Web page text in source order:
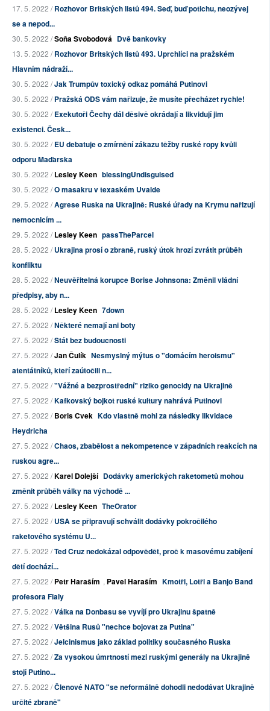
17. 5. 2022 /Rozhovor Britských listů 494. Seď, buď potichu, neozývej
se a nepod...
30. 5. 2022 /Soňa Svobodová Dvě bankovky
13. 5. 2022 /Rozhovor Britských listů 493. Uprchlíci na pražském
Hlavním nádraží...
30. 5. 2022 /Jak Trumpův toxický odkaz pomáhá Putinovi
30. 5. 2022 /Pražská ODS vám nařizuje, že musíte přecházet rychle!
30. 5. 2022 /Exekutoři Čechy dál děsivě okrádají a likvidují jim
existenci. Česk...
30. 5. 2022 /EU debatuje o zmírnění zákazu těžby ruské ropy kvůli
odporu Maďarska
30. 5. 2022 /Lesley Keen blessingUndisguised
30. 5. 2022 /O masakru v texaském Uvalde
29. 5. 2022 /Agrese Ruska na Ukrajině: Ruské úřady na Krymu nařizují
nemocnicím ...
29. 5. 2022 /Lesley Keen passTheParcel
28. 5. 2022 /Ukrajina prosí o zbraně, ruský útok hrozí zvrátit průběh
konfliktu
28. 5. 2022 /Neuvěřitelná korupce Borise Johnsona: Změnil vládní
předpisy, aby n...
28. 5. 2022 /Lesley Keen 7down
27. 5. 2022 /Některé nemají ani boty
27. 5. 2022 /Stát bez budoucnosti
27. 5. 2022 /Jan Čulík Nesmyslný mýtus o "domácím heroismu"
atentátníků, kteří zaútočili n...
27. 5. 2022 /"Vážné a bezprostřední" riziko genocidy na Ukrajině
27. 5. 2022 /Kafkovský bojkot ruské kultury nahrává Putinovi
27. 5. 2022 /Boris Cvek Kdo vlastně mohl za následky likvidace
Heydricha
27. 5. 2022 /Chaos, zbabělost a nekompetence v západních reakcích na
ruskou agre...
27. 5. 2022 /Karel Dolejší Dodávky amerických raketometů mohou
změnit průběh války na východě ...
27. 5. 2022 /Lesley Keen TheOrator
27. 5. 2022 /USA se připravují schválit dodávky pokročilého
raketového systému U...
27. 5. 2022 /Ted Cruz nedokázal odpovědět, proč k masovému zabíjení
dětí dochází...
27. 5. 2022 /Petr Haraším , Pavel Haraším Kmotři, Lotři a Banjo Band
profesora Fialy
27. 5. 2022 /Válka na Donbasu se vyvíjí pro Ukrajinu špatně
27. 5. 2022 /Většina Rusů "nechce bojovat za Putina"
27. 5. 2022 /Jelcinismus jako základ politiky současného Ruska
27. 5. 2022 /Za vysokou úmrtností mezi ruskými generály na Ukrajině
stojí Putino...
27. 5. 2022 /Členové NATO "se neformálně dohodli nedodávat Ukrajině
určité zbraně"